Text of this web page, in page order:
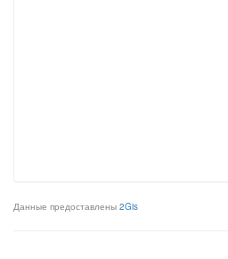
Данные предоставлены 2Gis